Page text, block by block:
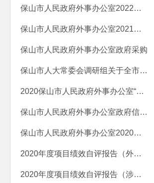
保山市人民政府外事办公室2022年预算
保山市人民政府外事办公室2021年政府信息公开工作年度报告
保山市人民政府外事办公室政府采购
保山市人大常委会调研组关于全市地方外事工作服务经济社会发展情况的调...
2020保山市人民政府外事办公室“三公”经费
保山市人民政府外事办公室政府信息公开指南
保山市人民政府外事办公室2020年度部门决算
2020年度项目绩效自评报告（外事协调及对外友好经费）
2020年度项目绩效自评报告（涉外调研经费）